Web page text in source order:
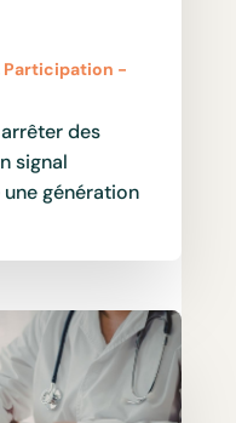
Participation -
des
signal
génération